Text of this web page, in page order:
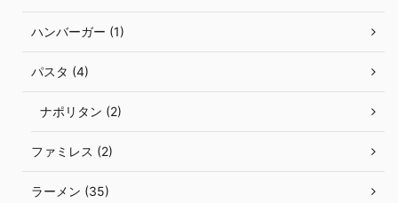
ハンバーガー (1)
パスタ (4)
ナポリタン (2)
ファミレス (2)
ラーメン (35)